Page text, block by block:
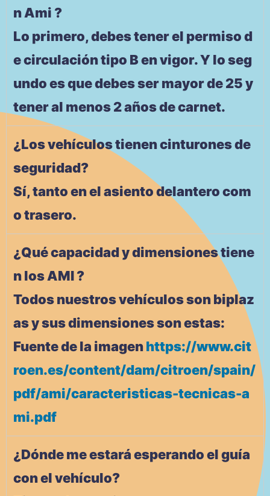
n Ami ?
Lo primero, debes tener el permiso d
e circulación tipo B en vigor. Y lo seg
undo es que debes ser mayor de 25 y
tener al menos 2 años de carnet.
¿Los vehículos tienen cinturones de
seguridad?
Sí, tanto en el asiento delantero com
o trasero.
¿Qué capacidad y dimensiones tiene
n los AMI ?
Todos nuestros vehículos son biplaz
as y sus dimensiones son estas:
Fuente de la imagenhttps://www.cit
roen.es/content/dam/citroen/spain/
pdf/ami/caracteristicas-tecnicas-a
mi.pdf
¿Dónde me estará esperando el guía
con el vehículo?